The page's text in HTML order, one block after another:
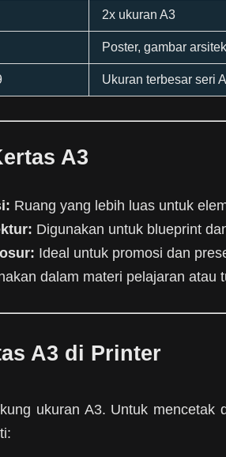
2x ukuran A3
Poster, gambar
Ukuran terbesar seri A
A3
Ruang yang lebih luas untuk
Digunakan untuk blueprint
Ideal untuk promosi dan
dalam materi pelajaran atau
A3 di Printer
ukuran A3. Untuk mencetak